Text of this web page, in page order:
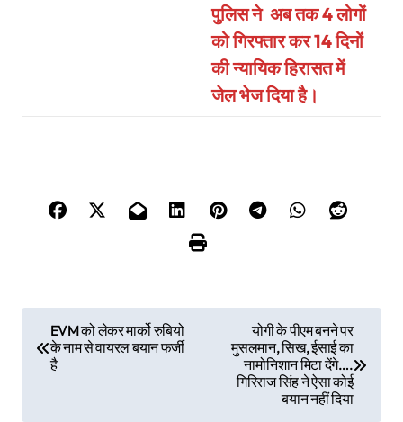
पुलिस ने अब तक 4 लोगों
को गिरफ्तार कर 14 दिनों
की न्यायिक हिरासत में
जेल भेज दिया है।
EVM को लेकर मार्को रुबियो
के नाम से वायरल बयान फर्जी
है
योगी के पीएम बनने पर
मुसलमान, सिख, ईसाई का
नामोनिशान मिटा देंगे….
गिरिराज सिंह ने ऐसा कोई
बयान नहीं दिया